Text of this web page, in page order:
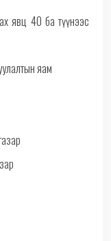
явц 40 ба түүнээс
яам